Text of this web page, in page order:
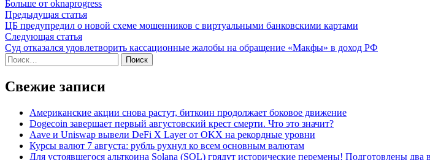
Больше от oknaprogress
Навигация
по
записям
Предыдущая статьяПредыдущая
статья:
ЦБ предупредил о новой схеме мошенников с виртуальными банковскими картами
Следующая статьяСледующая
статья:
Суд отказался удовлетворить кассационные жалобы на обращение «Макфы» в доход РФ
Найти:
Свежие записи
Американские акции снова растут, биткоин продолжает боковое движение
Dogecoin завершает первый августовский крест смерти. Что это значит?
Aave и Uniswap вывели DeFi X Layer от OKX на рекордные уровни
Курсы валют 7 августа: рубль рухнул ко всем основным валютам
Для устоявшегося альткоина Solana (SOL) грядут исторические перемены! Подготовлены